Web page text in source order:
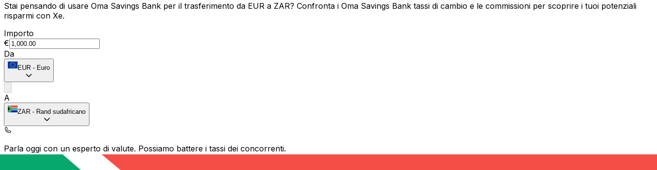
Stai pensando di usare Oma Savings Bank per il trasferimento da EUR a ZAR? Confronta i Oma Savings Bank tassi di cambio e le commissioni per scoprire i tuoi potenziali
risparmi con Xe.
Importo
€
Da
EUR - Euro
A
ZAR - Rand sudafricano
Parla oggi con un esperto di valute. Possiamo battere i tassi dei concorrenti.
Prenota una chiamata